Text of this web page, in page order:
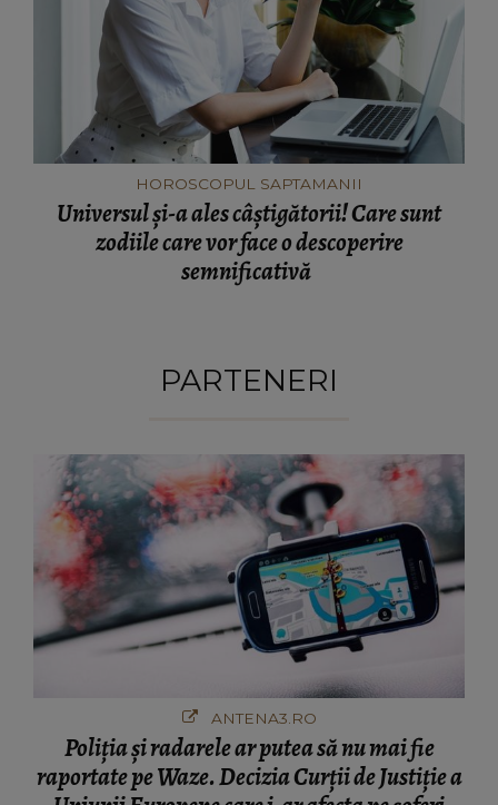
HOROSCOPUL SAPTAMANII
Universul și-a ales câștigătorii! Care sunt
zodiile care vor face o descoperire
semnificativă
PARTENERI
ANTENA3.RO
Poliţia şi radarele ar putea să nu mai fie
raportate pe Waze. Decizia Curţii de Justiție a